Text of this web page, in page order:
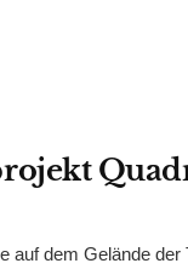
auf dem Gelände